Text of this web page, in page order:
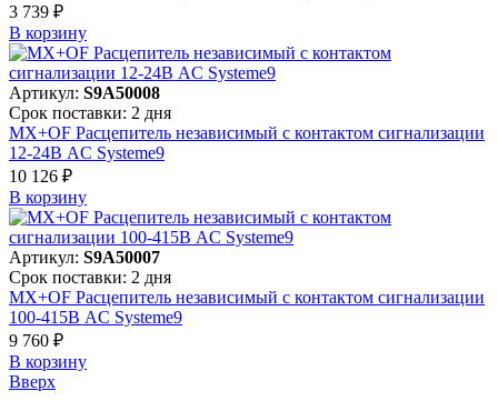
3 739 ₽
В корзинy
Артикул: S9A50008
Срок поставки: 2 дня
MX+OF Расцепитель независимый с контактом сигнализации
12-24В AC Systeme9
10 126 ₽
В корзинy
Артикул: S9A50007
Срок поставки: 2 дня
MX+OF Расцепитель независимый с контактом сигнализации
100-415В AC Systeme9
9 760 ₽
В корзинy
Вверх